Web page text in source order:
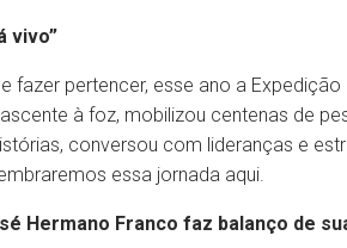
vivo”
fazer pertencer, esse ano a Expedição
à foz, mobilizou centenas de
conversou com lideranças e
essa jornada aqui.
Hermano Franco faz balanço de